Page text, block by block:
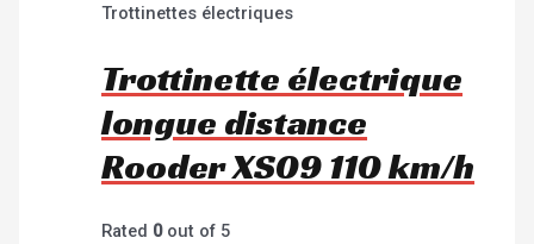
Trottinettes électriques
Trottinette électrique
longue distance
Rooder XS09 110 km/h
Rated 0out of 5